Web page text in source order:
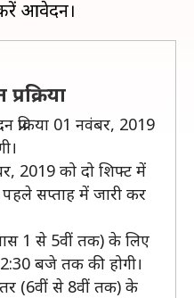
01 नवंबर, 2019
2019 को दो शिफ्ट में
पहले सप्ताह में जारी कर
1 से 5वीं तक) के लिए
बजे तक की होगी।
(6वीं से 8वीं तक) के